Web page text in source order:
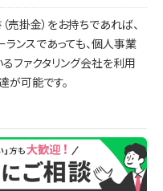
掛金）をお持ちであれば、
ンスであっても、個人事業
ファクタリング会社を利用
が可能です。